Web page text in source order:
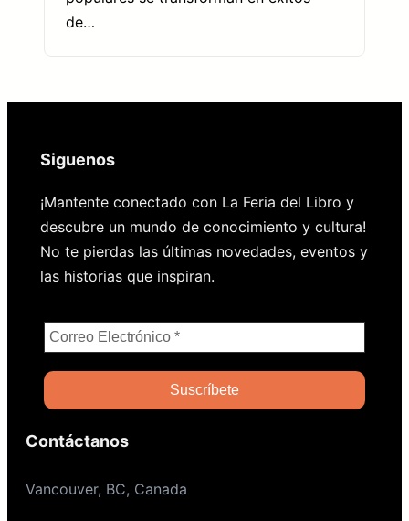
de…
Siguenos
¡Mantente conectado con La Feria del Libro y
descubre un mundo de conocimiento y cultura!
No te pierdas las últimas novedades, eventos y
las historias que inspiran.
Contáctanos
Vancouver, BC, Canada